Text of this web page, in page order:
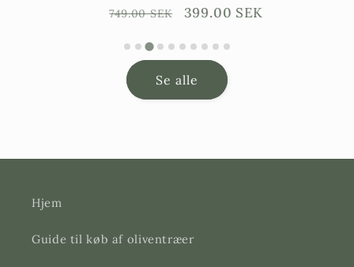
Ordinarie
749.00 SEK Försäljningspris
399.00 SEK
Se alle
Hjem
Guide til køb af oliventræer